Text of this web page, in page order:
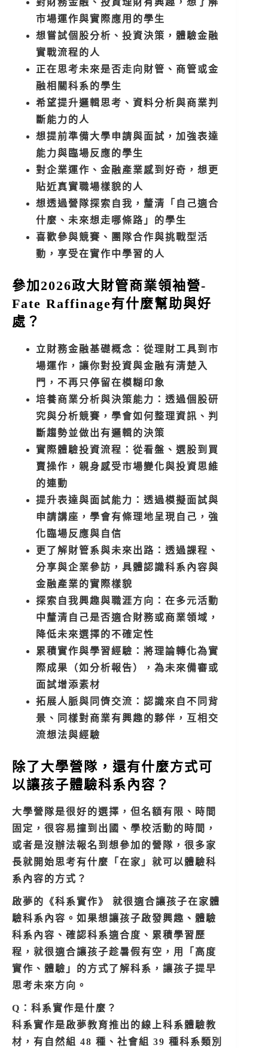
對財務金融、投資理財有興趣，想了解
市場運作與實際應用的學生
想嘗試個股分析、投資決策，體驗金融
實戰流程的人
正在思考未來是否走向財管、商管或金
融相關科系的學生
希望提升邏輯思考、資料分析與商業判
斷能力的人
想提前準備大學申請與面試，加強表達
能力與臨場反應的學生
對企業運作、金融產業感到好奇，想更
貼近真實職場樣貌的人
想透過營隊探索自我，釐清「自己適合
什麼、未來想走哪條路」的學生
喜歡參與競賽、團隊合作與挑戰型活
動，享受在實作中學習的人
參加2026政大財管商業領袖營-
Fate Raffinage有什麼幫助與好
處？
立財務金融基礎概念：從理財工具到市
場運作，讓你對投資與金融有清楚入
門，不再只停留在模糊印象
培養商業分析與決策能力：透過個股研
究與分析競賽，學會如何整理資訊、判
斷趨勢並做出有邏輯的決策
實際體驗投資流程：從看盤、選股到買
賣操作，親身感受市場變化與投資思維
的連動
提升表達與面試能力：透過模擬面試與
申請講座，學會有條理地呈現自己，強
化臨場反應與自信
更了解財管系與未來出路：透過課程、
分享與企業參訪，具體認識科系內容與
金融產業的實際樣貌
探索自我興趣與職涯方向：在多元活動
中釐清自己是否適合財務或商業領域，
降低未來選擇的不確定性
累積實作與學習經驗：將理論轉化為實
際成果（如分析報告），為未來備審或
面試增添素材
拓展人脈與同儕交流：認識來自不同背
景、同樣對商業有興趣的夥伴，互相交
流想法與經驗
除了大學營隊，還有什麼方式可
以讓孩子體驗科系內容？
大學營隊是很好的選擇，但名額有限、時間
固定，很容易撞到出國、學校活動的時間，
或者是沒辦法報名到想參加的營隊，很多家
長就開始思考有什麼「在家」就可以體驗科
系內容的方式？
啟夢的《科系實作》 就很適合讓孩子在家體
驗科系內容。如果想讓孩子啟發興趣、體驗
科系內容、確認科系適合度、累積學習歷
程，就很適合讓孩子趁暑假有空，用「高度
實作、體驗」的方式了解科系，讓孩子提早
思考未來方向。
Q：科系實作是什麼？
科系實作是啟夢教育推出的線上科系體驗教
材，有自然組 48 種、社會組 39 種科系類別